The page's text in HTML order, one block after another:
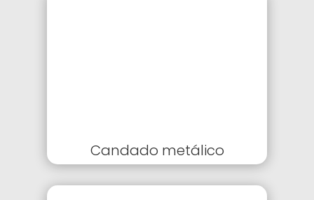
Candado metálico